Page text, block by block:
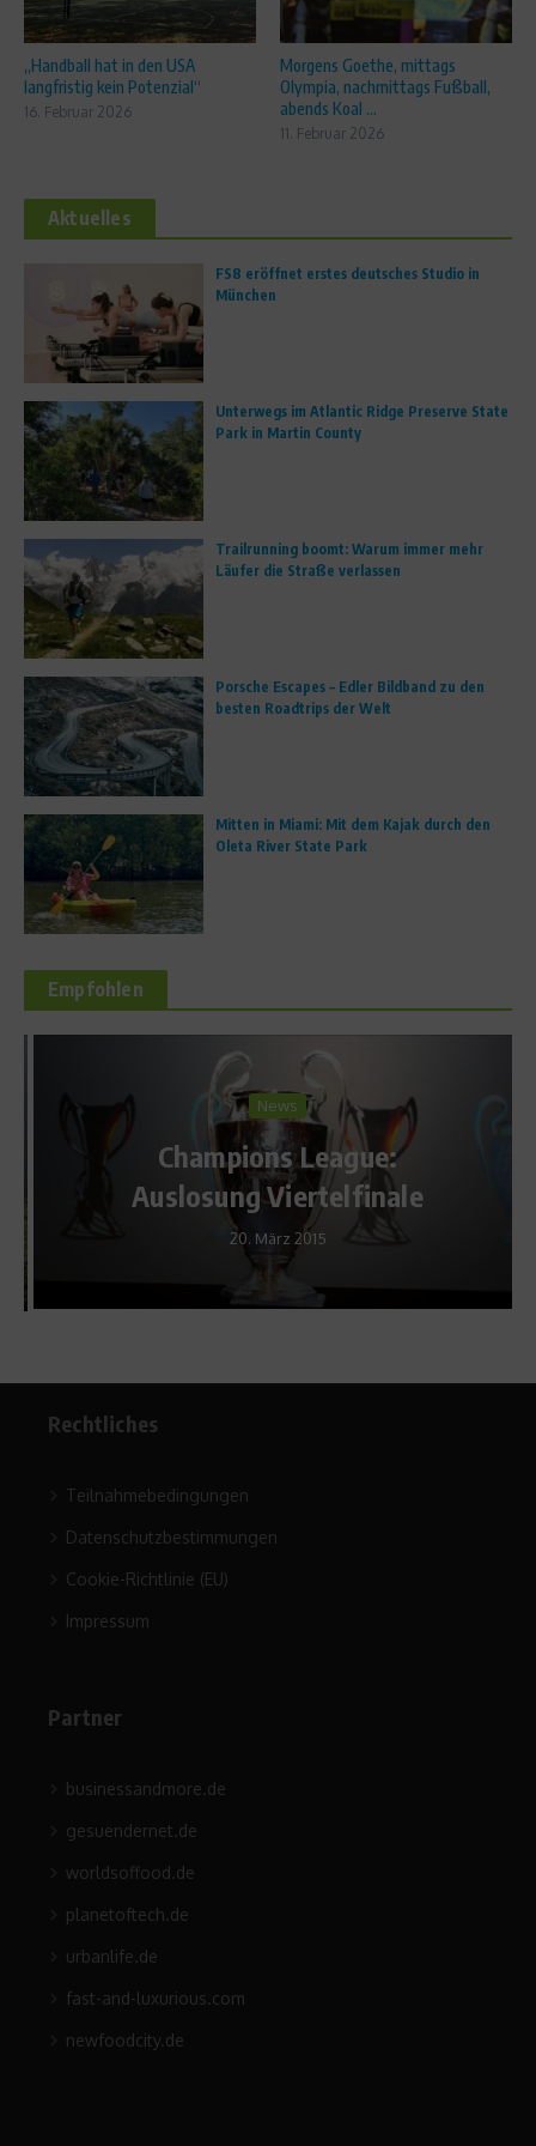
„Handball hat in den USA
langfristig kein Potenzial“
16. Februar 2026
Morgens Goethe, mittags
Olympia, nachmittags Fußball,
abends Koal ...
11. Februar 2026
Aktuelles
FS8 eröffnet erstes deutsches Studio in
München
Unterwegs im Atlantic Ridge Preserve State
Park in Martin County
Trailrunning boomt: Warum immer mehr
Läufer die Straße verlassen
Porsche Escapes – Edler Bildband zu den
besten Roadtrips der Welt
Mitten in Miami: Mit dem Kajak durch den
Oleta River State Park
Empfohlen
News
Champions League:
Auslosung Viertelfinale
20. März 2015
Rechtliches
Teilnahmebedingungen
Datenschutzbestimmungen
Cookie-Richtlinie (EU)
Impressum
Partner
businessandmore.de
gesuendernet.de
worldsoffood.de
planetoftech.de
urbanlife.de
fast-and-luxurious.com
newfoodcity.de